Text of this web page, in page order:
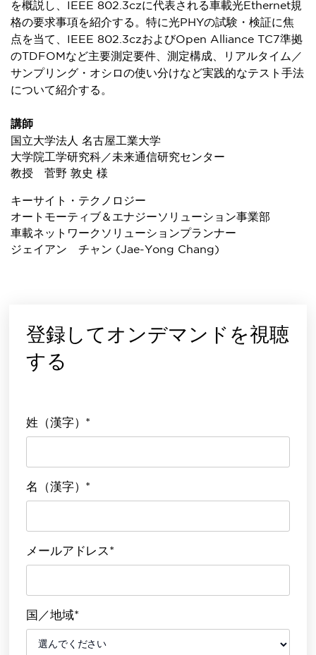
を概説し、IEEE 802.3czに代表される車載光Ethernet規
格の要求事項を紹介する。特に光PHYの試験・検証に焦
点を当て、IEEE 802.3czおよびOpen Alliance TC7準拠
のTDFOMなど主要測定要件、測定構成、リアルタイム／
サンプリング・オシロの使い分けなど実践的なテスト手法
について紹介する。
講師
国立大学法人 名古屋工業大学
大学院工学研究科／未来通信研究センター
教授 菅野 敦史 様
キーサイト・テクノロジー
オートモーティブ＆エナジーソリューション事業部
車載ネットワークソリューションプランナー
ジェイアン チャン (Jae-Yong Chang)
登録してオンデマンドを視聴
する
姓（漢字）*
名（漢字）*
メールアドレス*
国／地域*